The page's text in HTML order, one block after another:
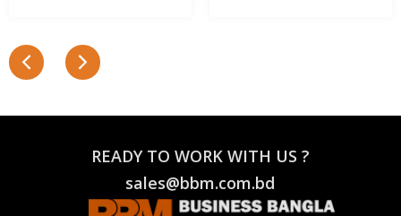
READY TO WORK WITH US ?
sales@bbm.com.bd